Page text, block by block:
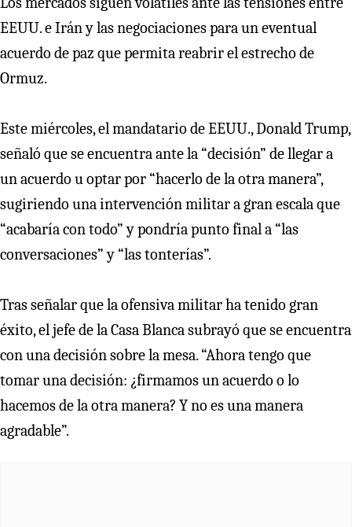
EEUU. e Irán y las negociaciones para un eventual
acuerdo de paz que permita reabrir el estrecho de
Ormuz.
Este miércoles, el mandatario de EEUU., Donald Trump,
señaló que se encuentra ante la “decisión” de llegar a
un acuerdo u optar por “hacerlo de la otra manera”,
sugiriendo una intervención militar a gran escala que
“acabaría con todo” y pondría punto final a “las
conversaciones” y “las tonterías”.
Tras señalar que la ofensiva militar ha tenido gran
éxito, el jefe de la Casa Blanca subrayó que se encuentra
con una decisión sobre la mesa. “Ahora tengo que
tomar una decisión: ¿firmamos un acuerdo o lo
hacemos de la otra manera? Y no es una manera
agradable”.